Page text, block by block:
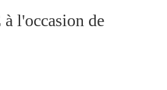
l'occasion de